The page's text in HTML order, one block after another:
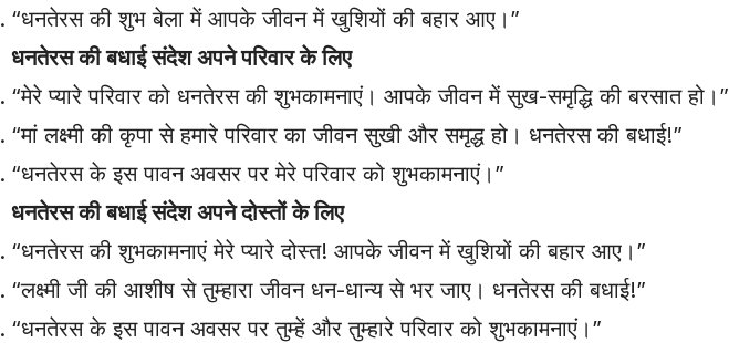
“धनतेरस की शुभ बेला में आपके जीवन में खुशियों की बहार आए।”
धनतेरस की बधाई संदेश अपने परिवार के लिए
“मेरे प्यारे परिवार को धनतेरस की शुभकामनाएं। आपके जीवन में सुख-समृद्धि की बरसात हो।”
“मां लक्ष्मी की कृपा से हमारे परिवार का जीवन सुखी और समृद्ध हो। धनतेरस की बधाई!”
“धनतेरस के इस पावन अवसर पर मेरे परिवार को शुभकामनाएं।”
धनतेरस की बधाई संदेश अपने दोस्तों के लिए
“धनतेरस की शुभकामनाएं मेरे प्यारे दोस्त! आपके जीवन में खुशियों की बहार आए।”
“लक्ष्मी जी की आशीष से तुम्हारा जीवन धन-धान्य से भर जाए। धनतेरस की बधाई!”
“धनतेरस के इस पावन अवसर पर तुम्हें और तुम्हारे परिवार को शुभकामनाएं।”